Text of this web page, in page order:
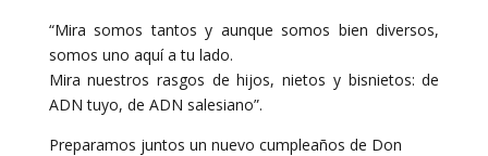
“Mira somos tantos y aunque somos bien diversos,
somos uno aquí a tu lado.
Mira nuestros rasgos de hijos, nietos y bisnietos: de
ADN tuyo, de ADN salesiano”.
Preparamos juntos un nuevo cumpleaños de Don